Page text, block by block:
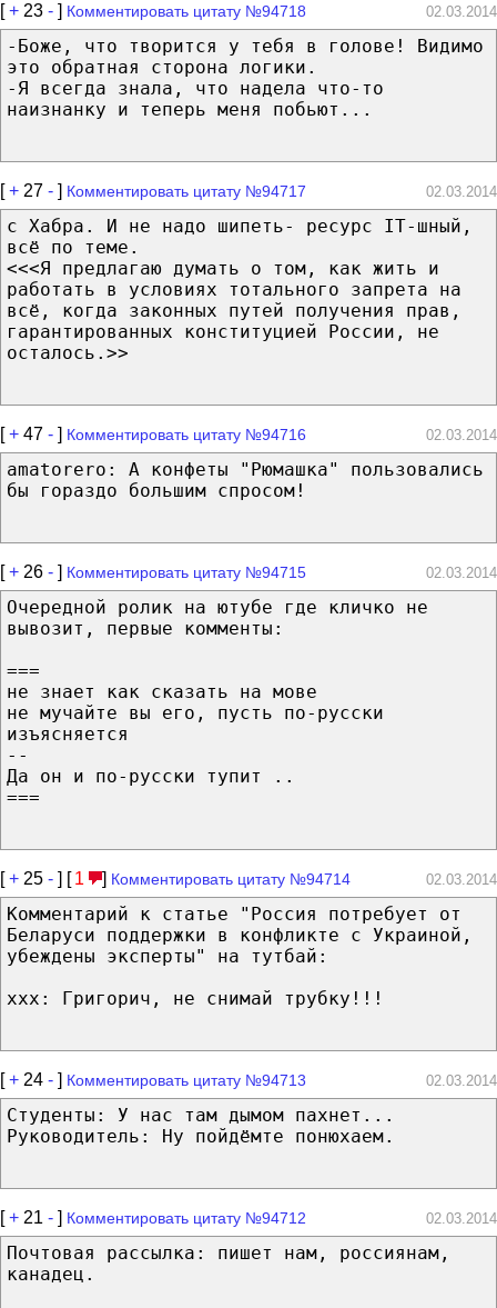
[+ 23 - ] Комментировать цитату №94718 02.03.2014
-Боже, что творится у тебя в голове! Видимо
это обратная сторона логики.
-Я всегда знала, что надела что-то
наизнанку и теперь меня побьют...
[+ 27 - ] Комментировать цитату №94717 02.03.2014
с Хабра. И не надо шипеть- ресурс IT-шный,
всё по теме.
<<<Я предлагаю думать о том, как жить и
работать в условиях тотального запрета на
всё, когда законных путей получения прав,
гарантированных конституцией России, не
осталось.>>
[+ 47 - ] Комментировать цитату №94716 02.03.2014
amatorero: А конфеты "Рюмашка" пользовались
бы гораздо большим спросом!
[+ 26 - ] Комментировать цитату №94715 02.03.2014
Очередной ролик на ютубе где кличко не
вывозит, первые комменты:
===
не знает как сказать на мове
не мучайте вы его, пусть по-русски
изъясняется
--
Да он и по-русски тупит ..
===
[+ 25 - ] [ 1 ] Комментировать цитату №94714 02.03.2014
Комментарий к статье "Россия потребует от
Беларуси поддержки в конфликте с Украиной,
убеждены эксперты" на тутбай:
ххх: Григорич, не снимай трубку!!!
[+ 24 - ] Комментировать цитату №94713 02.03.2014
Студенты: У нас там дымом пахнет...
Руководитель: Ну пойдёмте понюхаем.
[+ 21 - ] Комментировать цитату №94712 02.03.2014
Почтовая рассылка: пишет нам, россиянам,
канадец.